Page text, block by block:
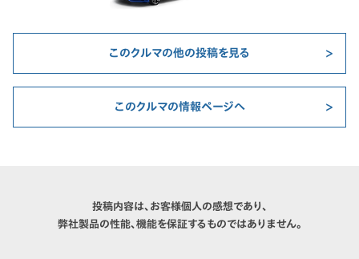
このクルマの他の投稿を見る
このクルマの情報ページへ
投稿内容は、お客様個人の感想であり、
弊社製品の性能、機能を保証するものではありません。